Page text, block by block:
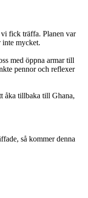
vi fick träffa. Planen var
inte mycket.
med öppna armar till
pennor och reflexer
åka tillbaka till Ghana,
så kommer denna